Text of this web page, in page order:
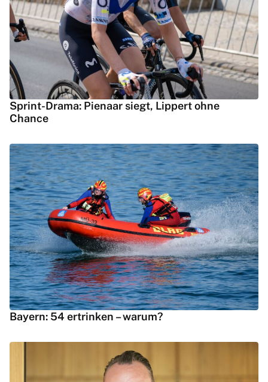
Sprint-Drama: Pienaar siegt, Lippert ohne
Chance
Bayern: 54 ertrinken – warum?